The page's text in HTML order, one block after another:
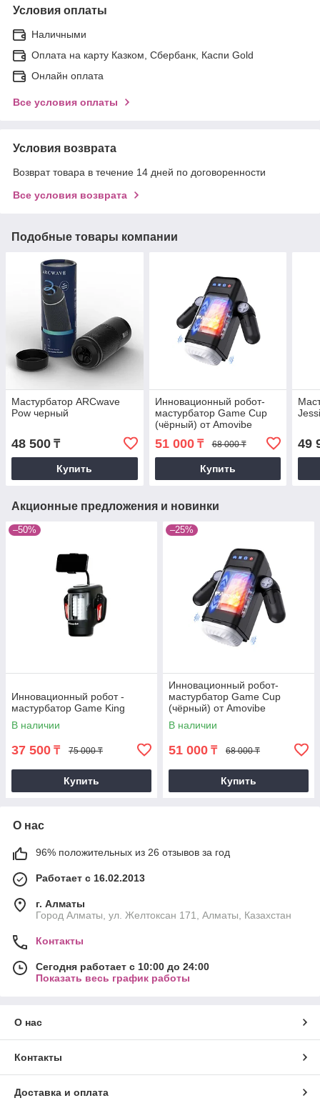
Условия оплаты
Наличными
Оплата на карту Казком, Сбербанк, Каспи Gold
Онлайн оплата
Все условия оплаты
Условия возврата
Возврат товара в течение 14 дней по договоренности
Все условия возврата
Подобные товары компании
Мастурбатор ARCwave
Pow черный
48 500 ₸
Купить
Инновационный робот-
мастурбатор Game Cup
(чёрный) от Amovibe
51 000₸ 68 000 ₸
Купить
49
Акционные предложения и новинки
–50%
Инновационный робот -
мастурбатор Game King
В наличии
37 500 ₸ 75 000 ₸
Купить
–25%
Инновационный робот-
мастурбатор Game Cup
(чёрный) от Amovibe
В наличии
51 000 ₸ 68 000 ₸
Купить
О нас
96% положительных из 26 отзывов за год
Работает с 16.02.2013
г. Алматы
Город Алматы, ул. Желтоксан 171, Алматы, Казахстан
Контакты
Сегодня работает с 10:00 до 24:00
Показать весь график работы
О нас
Контакты
Доставка и оплата